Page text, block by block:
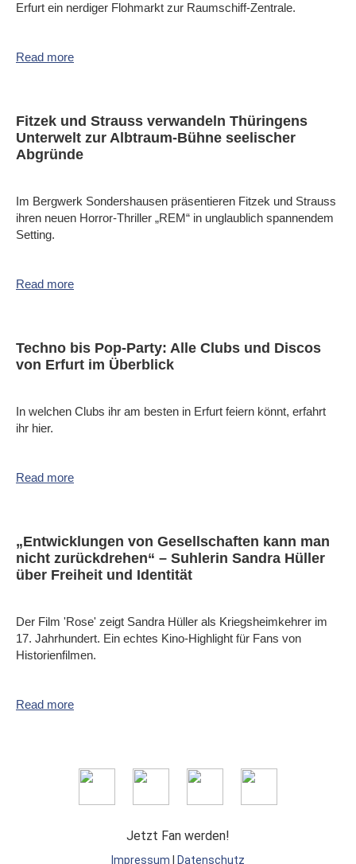
Erfurt ein nerdiger Flohmarkt zur Raumschiff-Zentrale.
Read more
Fitzek und Strauss verwandeln Thüringens
Unterwelt zur Albtraum-Bühne seelischer
Abgründe
Im Bergwerk Sondershausen präsentieren Fitzek und Strauss
ihren neuen Horror-Thriller „REM“ in unglaublich spannendem
Setting.
Read more
Techno bis Pop-Party: Alle Clubs und Discos
von Erfurt im Überblick
In welchen Clubs ihr am besten in Erfurt feiern könnt, erfahrt
ihr hier.
Read more
„Entwicklungen von Gesellschaften kann man
nicht zurückdrehen“ – Suhlerin Sandra Hüller
über Freiheit und Identität
Der Film 'Rose' zeigt Sandra Hüller als Kriegsheimkehrer im
17. Jahrhundert. Ein echtes Kino-Highlight für Fans von
Historienfilmen.
Read more
Jetzt Fan werden!
Impressum Datenschutz